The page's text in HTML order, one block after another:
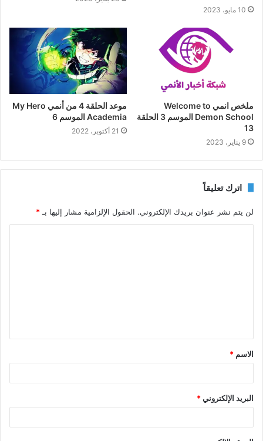
10 مايو، 2023
ملخص انمي Welcome to
Demon School الموسم 3 الحلقة
13
9 يناير، 2023
موعد الحلقة 4 من أنمي My Hero
Academia الموسم 6
21 أكتوبر، 2022
اترك تعليقاً
لن يتم نشر عنوان بريدك الإلكتروني. الحقول الإلزامية مشار إليها بـ *
ق
*
الاسم *
البريد الإلكتروني*